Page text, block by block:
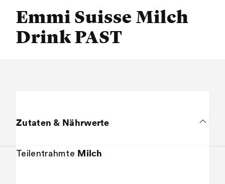
Emmi Suisse Milch
Drink PAST
Zutaten & Nährwerte
Teilentrahmte Milch